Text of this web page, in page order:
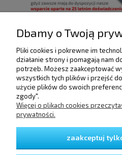
DOSTAWA I
Dbamy o Twoją
Pliki cookies i pokrewne im
działanie strony i pomagają nam
potrzeb. Możesz zaakceptować
wszystkich tych plików i przejść
użycie plików do swoich
zgody".
Więcej o plikach cookies
prywatności.
zaakceptuj